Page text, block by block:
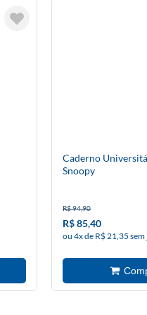
Caderno
Snoopy
R$ 94,90
R$ 85,40
ou 4x de R$ 21,35